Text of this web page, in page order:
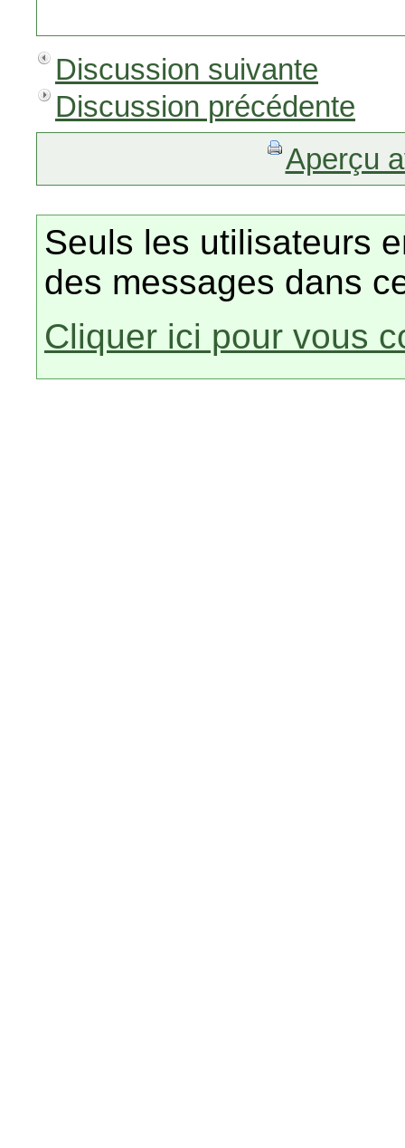
Discussion suivante
Discussion précédente
Aperçu
Seuls les utilisateurs
des messages dans
Cliquer ici pour vous